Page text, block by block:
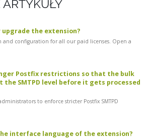
upgrade the extension?
and configuration for all our paid licenses. Open a
Postfix restrictions so that the bulk
the SMTPD level before it gets processed
to enforce stricter Postfix SMTPD
interface language of the extension?